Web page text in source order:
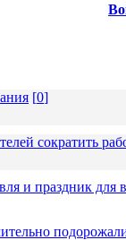
[0]
сократить
и праздник для